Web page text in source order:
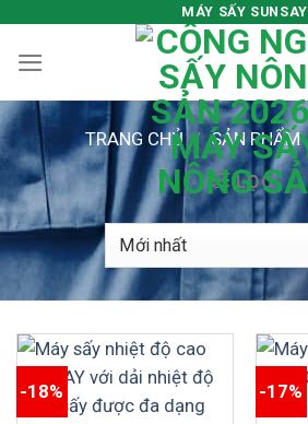
content
MÁY SẤY SUNSAY
TRANG CHỦ / SẢN PHẨM
LỌC
-18% -17%